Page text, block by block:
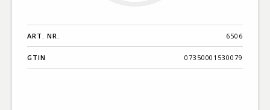
ART. NR. 6506
GTIN 07350001530079